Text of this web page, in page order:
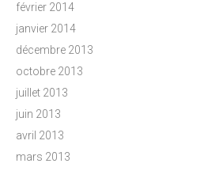
février 2014
janvier 2014
décembre 2013
octobre 2013
juillet 2013
juin 2013
avril 2013
mars 2013